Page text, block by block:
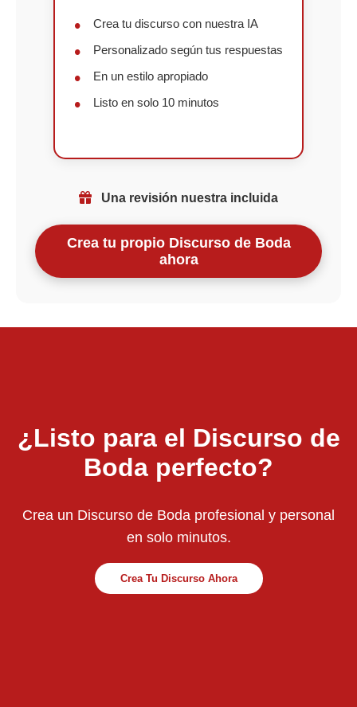
Crea tu discurso con nuestra IA
Personalizado según tus respuestas
En un estilo apropiado
Listo en solo 10 minutos
Una revisión nuestra incluida
Crea tu propio Discurso de Boda
ahora
¿Listo para el Discurso de
Boda perfecto?
Crea un Discurso de Boda profesional y personal
en solo minutos.
Crea Tu Discurso Ahora